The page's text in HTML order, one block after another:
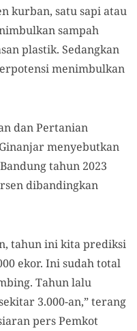
kurban, satu sapi atau
sampah
plastik. Sedangkan
menimbulkan
dan Pertanian
menyebutkan
tahun 2023
dibandingkan
tahun ini kita prediksi
ekor. Ini sudah total
Tahun lalu
3.000-an,” terang
pers Pemkot